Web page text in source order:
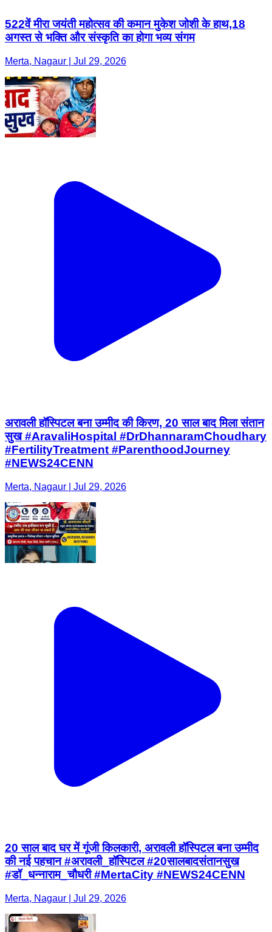
522वें मीरा जयंती महोत्सव की कमान मुकेश जोशी के हाथ,18
अगस्त से भक्ति और संस्कृति का होगा भव्य संगम
Merta, Nagaur | Jul 29, 2026
अरावली हॉस्पिटल बना उम्मीद की किरण, 20 साल बाद मिला संतान
सुख #AravaliHospital #DrDhannaramChoudhary
#FertilityTreatment #ParenthoodJourney
#NEWS24CENN
Merta, Nagaur | Jul 29, 2026
20 साल बाद घर में गूंजी किलकारी, अरावली हॉस्पिटल बना उम्मीद
की नई पहचान #अरावली_हॉस्पिटल #20सालबादसंतानसुख
#डॉ_धन्नाराम_चौधरी #MertaCity #NEWS24CENN
Merta, Nagaur | Jul 29, 2026